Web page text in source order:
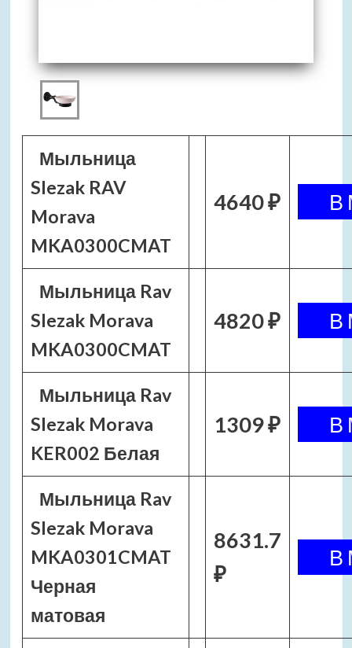
Мыльница
Slezak RAV
Morava
MKA0300CMAT
4640 ₽
Мыльница Rav
Slezak Morava
MKA0300CMAT
4820 ₽
Мыльница Rav
Slezak Morava
KER002 Белая
1309 ₽
Мыльница Rav
Slezak Morava
MKA0301CMAT
Черная
матовая
8631.7
₽